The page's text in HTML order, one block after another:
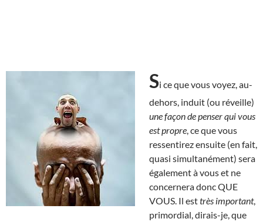
Si ce que vous voyez, au-
dehors, induit (ou réveille)
une façon de penser qui vous
est propre , ce que vous
ressentirez ensuite (en fait,
quasi simultanément) sera
également à vous et ne
concernera donc QUE
VOUS. Il esttrès important,
primordial, dirais-je, que